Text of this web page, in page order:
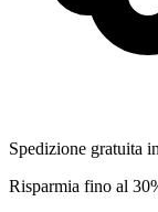
Spedizione gratuita
Risparmia fino al